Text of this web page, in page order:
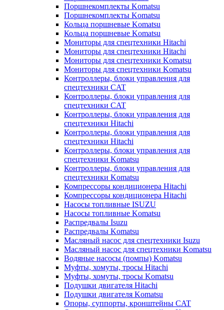
Поршнекомплекты Komatsu
Поршнекомплекты Komatsu
Кольца поршневые Komatsu
Кольца поршневые Komatsu
Мониторы для спецтехники Hitachi
Мониторы для спецтехники Hitachi
Мониторы для спецтехники Komatsu
Мониторы для спецтехники Komatsu
Контроллеры, блоки управления для
спецтехники CAT
Контроллеры, блоки управления для
спецтехники CAT
Контроллеры, блоки управления для
спецтехники Hitachi
Контроллеры, блоки управления для
спецтехники Hitachi
Контроллеры, блоки управления для
спецтехники Komatsu
Контроллеры, блоки управления для
спецтехники Komatsu
Компрессоры кондиционера Hitachi
Компрессоры кондиционера Hitachi
Насосы топливные ISUZU
Насосы топливные Komatsu
Распредвалы Isuzu
Распредвалы Komatsu
Масляный насос для спецтехники Isuzu
Масляный насос для спецтехники Komatsu
Водяные насосы (помпы) Komatsu
Муфты, хомуты, тросы Hitachi
Муфты, хомуты, тросы Komatsu
Подушки двигателя Hitachi
Подушки двигателя Komatsu
Опоры, суппорты, кронштейны CAT